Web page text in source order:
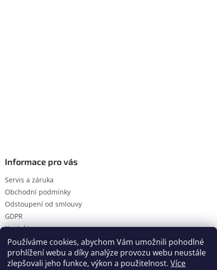
Používáme cookies, abychom Vám umožnili pohodlné
prohlížení webu a díky analýze provozu webu neustále
zlepšovali jeho funkce, výkon a použitelnost. Více
Informace pro vás
Servis a záruka
Obchodní podmínky
Odstoupení od smlouvy
GDPR
Kontakty